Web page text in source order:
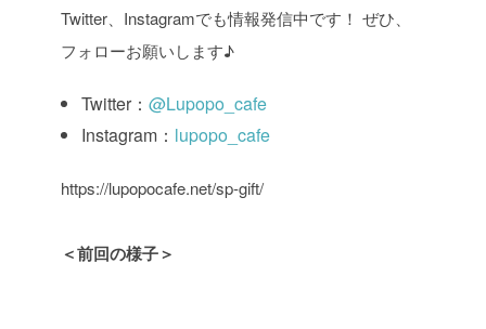
Twitter、Instagramでも情報発信中です！ ぜひ、
フォローお願いします♪
Twitter： @Lupopo_cafe
Instagram： lupopo_cafe
https://lupopocafe.net/sp-gift/
＜前回の様子＞